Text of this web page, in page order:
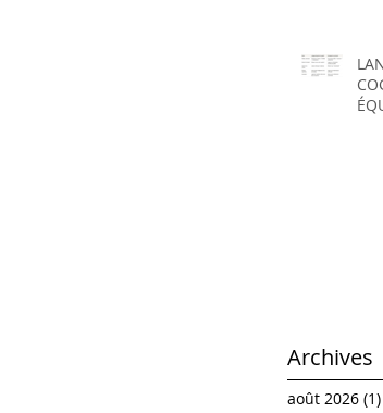
Archives
août 2026 (1)